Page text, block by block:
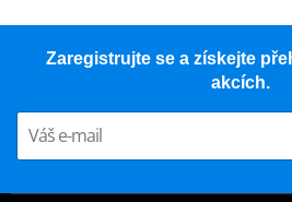
mědi zajišťuje lepší odvod tepla pro
Závity válcované za studena
vzniku křížového závitu v hlavě válců
Třívrstvá povrchová úprava
Vysoce kvalitní keramika z
Zaregistrujte se a získejte
akcích.